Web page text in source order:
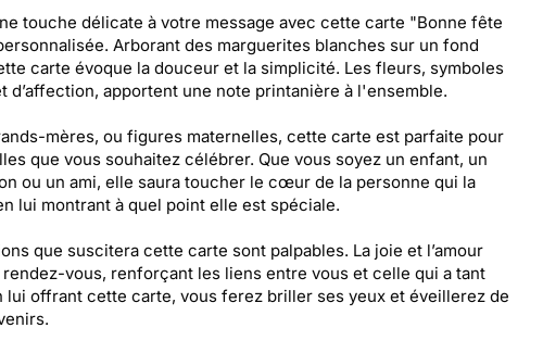
touche délicate à votre message avec cette carte "Bonne fête
Arborant des marguerites blanches sur un fond
carte évoque la douceur et la simplicité. Les fleurs, symboles
d’affection, apportent une note printanière à l'ensemble.
mères, ou figures maternelles, cette carte est parfaite pour
que vous souhaitez célébrer. Que vous soyez un enfant, un
ou un ami, elle saura toucher le cœur de la personne qui la
lui montrant à quel point elle est spéciale.
que suscitera cette carte sont palpables. La joie et l’amour
rendez-vous, renforçant les liens entre vous et celle qui a tant
lui offrant cette carte, vous ferez briller ses yeux et éveillerez de